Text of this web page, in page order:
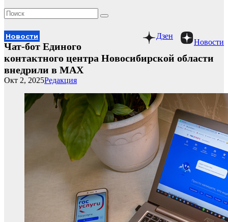
Новости
Дзен
Новости
Чат-бот Единого
контактного центра Новосибирской области
внедрили в МАX
Редакция
Окт 2, 2025